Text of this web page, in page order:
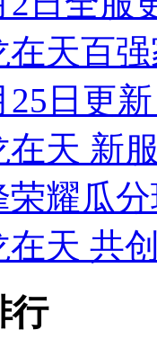
在天百
25日更
在天 新
荣耀瓜
在天 共
行